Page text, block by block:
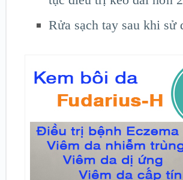
Rửa sạch tay sau khi sử